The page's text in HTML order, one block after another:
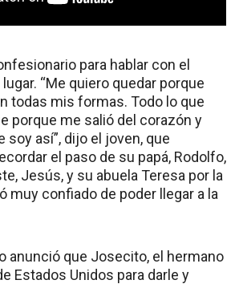
para hablar con el
“Me quiero quedar porque
todas mis formas. Todo lo que
porque me salió del corazón y
soy así”, dijo el joven, que
el paso de su papá, Rodolfo,
Jesús, y su abuela Teresa por la
muy confiado de poder llegar a la
anunció que Josecito, el hermano
Estados Unidos para darle y